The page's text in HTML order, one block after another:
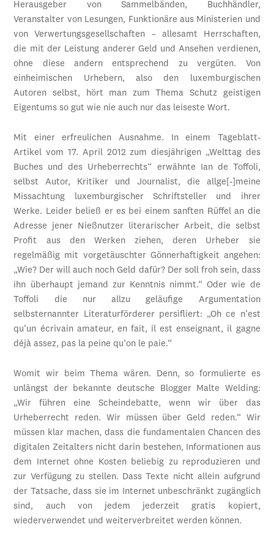
Herausgeber von Sammelbänden, Buchhändler,
Veranstalter von Lesungen, Funktionäre aus Ministerien und
von Verwertungsgesellschaften – allesamt Herrschaften,
die mit der Leistung anderer Geld und Ansehen verdienen,
ohne diese andern entsprechend zu vergüten. Von
einheimischen Urhebern, also den luxemburgischen
Autoren selbst, hört man zum Thema Schutz geistigen
Eigentums so gut wie nie auch nur das leiseste Wort.
Mit einer erfreulichen Ausnahme. In einem Tageblatt-
Artikel vom 17. April 2012 zum diesjährigen „Welttag des
Buches und des Urheberrechts“ erwähnte Ian de Toffoli,
selbst Autor, Kritiker und Journalist, die allge[-]meine
Missachtung luxemburgischer Schriftsteller und ihrer
Werke. Leider beließ er es bei einem sanften Rüffel an die
Adresse jener Nießnutzer literarischer Arbeit, die selbst
Profit aus den Werken ziehen, deren Urheber sie
regelmäßig mit vorgetäuschter Gönnerhaftigkeit angehen:
„Wie? Der will auch noch Geld dafür? Der soll froh sein, dass
ihn überhaupt jemand zur Kenntnis nimmt.“ Oder wie de
Toffoli die nur allzu geläufige Argumentation
selbsternannter Literaturförderer persifliert: „Oh ce n’est
qu’un écrivain amateur, en fait, il est enseignant, il gagne
déjà assez, pas la peine qu’on le paie.“
Womit wir beim Thema wären. Denn, so formulierte es
unlängst der bekannte deutsche Blogger Malte Welding:
„Wir führen eine Scheindebatte, wenn wir über das
Urheberrecht reden. Wir müssen über Geld reden.“ Wir
müssen klar machen, dass die fundamentalen Chancen des
digitalen Zeitalters nicht darin bestehen, Informationen aus
dem Internet ohne Kosten beliebig zu reproduzieren und
zur Verfügung zu stellen. Dass Texte nicht allein aufgrund
der Tatsache, dass sie im Internet unbeschränkt zugänglich
sind, auch von jedem jederzeit gratis kopiert,
wiederverwendet und weiterverbreitet werden können.